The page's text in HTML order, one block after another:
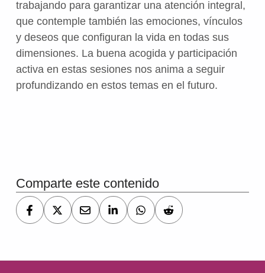
trabajando para garantizar una atención integral,
que contemple también las emociones, vínculos
y deseos que configuran la vida en todas sus
dimensiones. La buena acogida y participación
activa en estas sesiones nos anima a seguir
profundizando en estos temas en el futuro.
Comparte este contenido
Navegación de entradas